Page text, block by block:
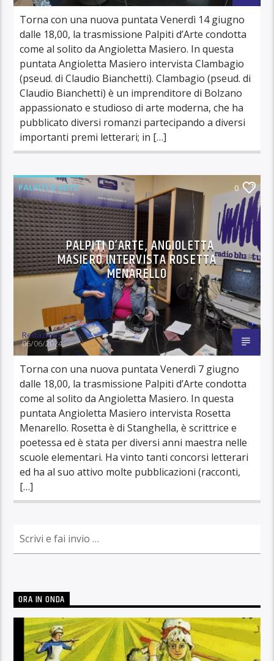
Torna con una nuova puntata Venerdì 14 giugno
dalle 18,00, la trasmissione Palpiti d’Arte condotta
come al solito da Angioletta Masiero. In questa
puntata Angioletta Masiero intervista Clambagio
(pseud. di Claudio Bianchetti). Clambagio (pseud. di
Claudio Bianchetti) è un imprenditore di Bolzano
appassionato e studioso di arte moderna, che ha
pubblicato diversi romanzi partecipando a diversi
importanti premi letterari; in […]
PALPITI D'ARTE 0
PALPITI D’ARTE, ANGIOLETTA
MASIERO INTERVISTA ROSETTA
MENARELLO
Redazione
06/06/2024
Torna con una nuova puntata Venerdì 7 giugno
dalle 18,00, la trasmissione Palpiti d’Arte condotta
come al solito da Angioletta Masiero. In questa
puntata Angioletta Masiero intervista Rosetta
Menarello. Rosetta è di Stanghella, è scrittrice e
poetessa ed è stata per diversi anni maestra nelle
scuole elementari. Ha vinto tanti concorsi letterari
ed ha al suo attivo molte pubblicazioni (racconti,
[…]
ORA IN ONDA